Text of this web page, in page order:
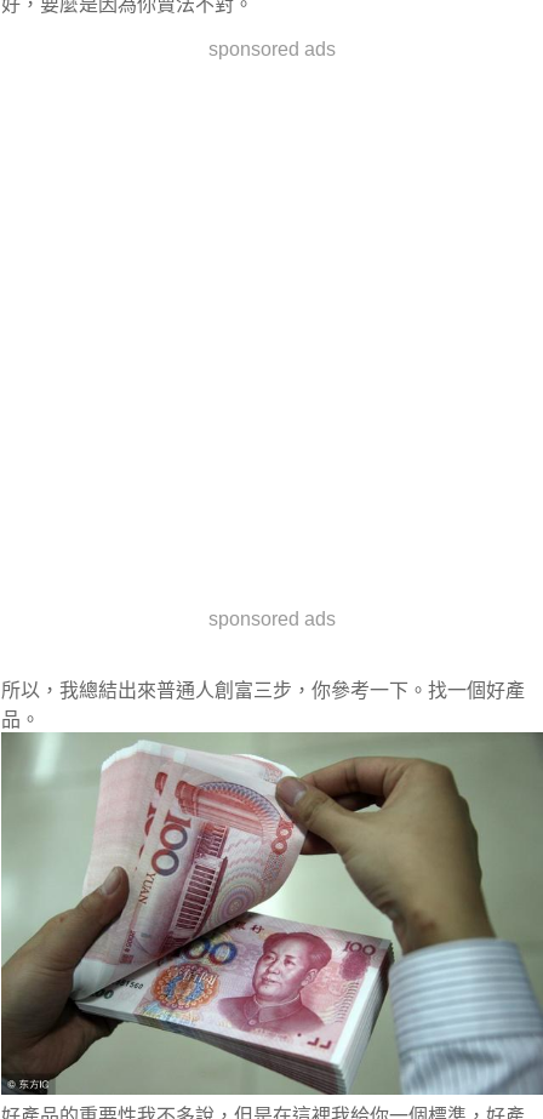
好，要麼是因為你賣法不對。
sponsored ads
sponsored ads
所以，我總結出來普通人創富三步，你參考一下。找一個好產
品。